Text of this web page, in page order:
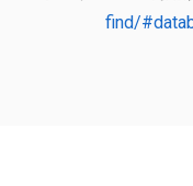
find/